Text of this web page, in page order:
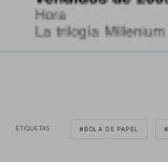
ETIQUETAS BOLA DE PAPEL